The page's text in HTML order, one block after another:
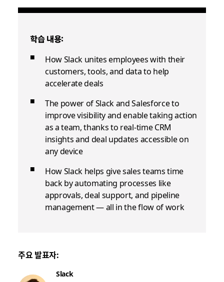
학습 내용:
How Slack unites employees with their
customers, tools, and data to help
accelerate deals
The power of Slack and Salesforce to
improve visibility and enable taking action
as a team, thanks to real-time CRM
insights and deal updates accessible on
any device
How Slack helps give sales teams time
back by automating processes like
approvals, deal support, and pipeline
management — all in the flow of work
주요 발표자:
Slack